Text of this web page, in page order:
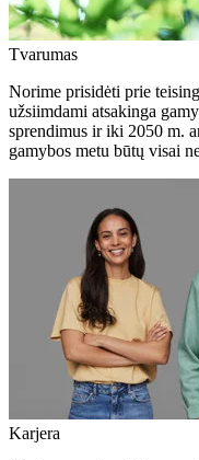
Tvarumas
Norime prisidėti prie
užsiimdami atsakinga
sprendimus ir iki 2050 m.
gamybos metu būtų visai
Karjera